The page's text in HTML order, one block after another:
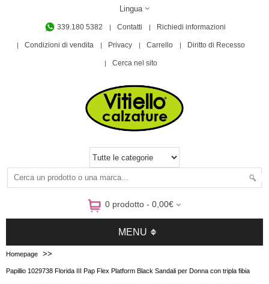
Lingua
339.180 5382 Contatti Richiedi informazioni
Condizioni di vendita Privacy Carrello Diritto di Recesso
Cerca nel sito
0 prodotto - 0,00€
MENU
Homepage >>
Papillio 1029738 Florida III Pap Flex Platform Black Sandali per Donna con tripla fibia